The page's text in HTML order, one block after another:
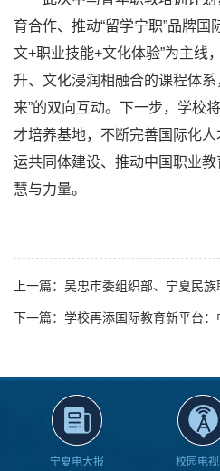
育合作、推动“留学宁职”品牌国
文+职业技能+文化体验”为主线
升、文化浸润相融合的课程体系
来”的双向互动。下一步，学校
才培养基地，不断完善国际化
运共同体建设、推动中国职业
慧与力量。
下一篇：学校再添国际教育新平台
宁夏电大报 校园电